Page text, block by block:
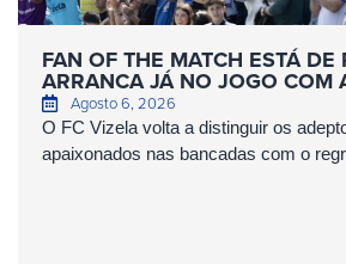
FAN OF THE MATCH ESTÁ DE
ARRANCA JÁ NO JOGO COM
Agosto 6, 2026
O FC Vizela volta a distinguir os
apaixonados nas bancadas com o